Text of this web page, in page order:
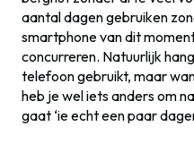
aantal dagen gebruiken
smartphone van dit
concurreren. Natuurlijk
telefoon gebruikt, maar
heb je wel iets anders om
gaat ‘ie echt een paar